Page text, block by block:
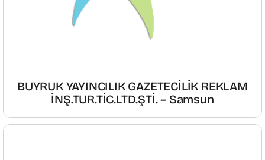
BUYRUK YAYINCILIK GAZETECİLİK REKLAM
İNŞ.TUR.TİC.LTD.ŞTİ. – Samsun